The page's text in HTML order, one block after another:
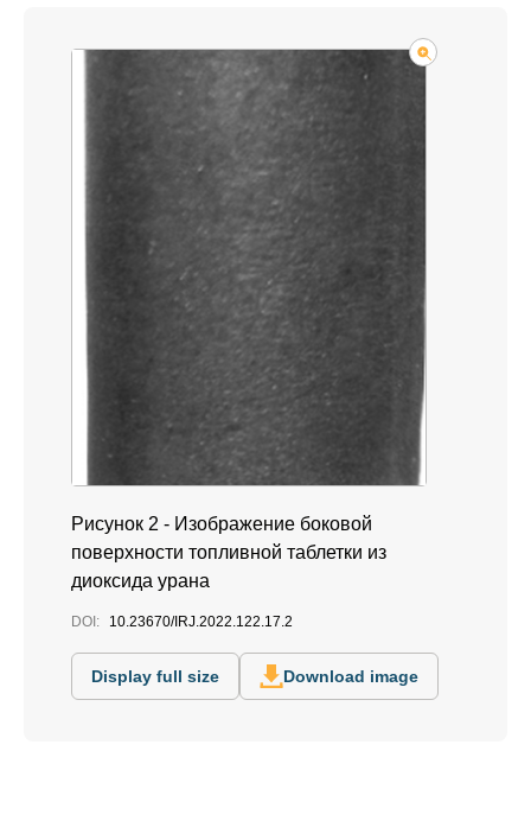
Рисунок 2 - Изображение боковой
поверхности топливной таблетки из
диоксида урана
DOI: 10.23670/IRJ.2022.122.17.2
Display full size Download image